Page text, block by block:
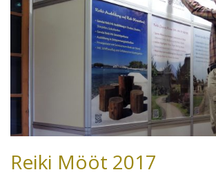
Reiki Mööt 2017